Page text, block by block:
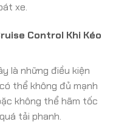
xe.
Control Khi Kéo
là những điều kiện
thể không đủ mạnh
không thể hãm tốc
tải phanh.